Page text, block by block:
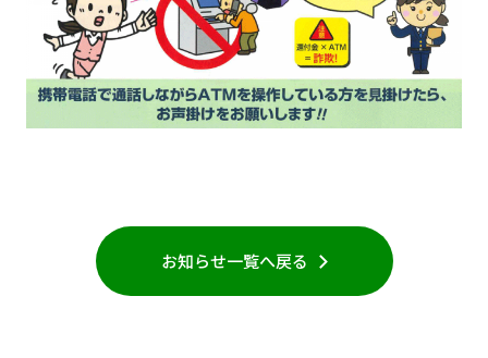
お知らせ一覧へ戻る